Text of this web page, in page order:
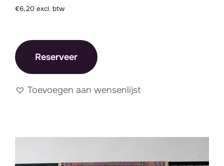
€6,20 excl. btw
Reserveer
Toevoegen aan wensenlijst